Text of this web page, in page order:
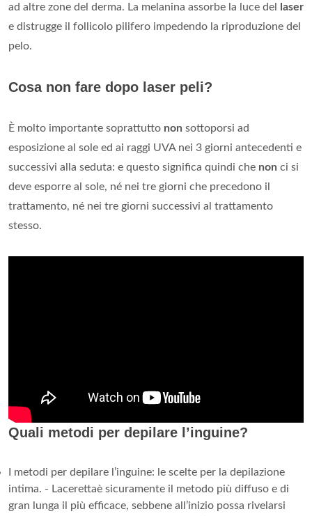
ad altre zone del derma. La melanina assorbe la luce del
laser
e distrugge il follicolo pilifero impedendo la riproduzione del
pelo.
Cosa non fare dopo laser peli?
È molto importante soprattutto non sottoporsi ad
esposizione al sole ed ai raggi UVA nei 3 giorni antecedenti e
successivi alla seduta: e questo significa quindi che non ci si
deve esporre al sole, né nei tre giorni che precedono il
trattamento, né nei tre giorni successivi al trattamento
stesso.
Quali metodi per depilare l’inguine?
I metodi per depilare l’inguine: le scelte per la depilazione
intima. - Lacerettaè sicuramente il metodo più diffuso e di
gran lunga il più efficace, sebbene all’inizio possa rivelarsi